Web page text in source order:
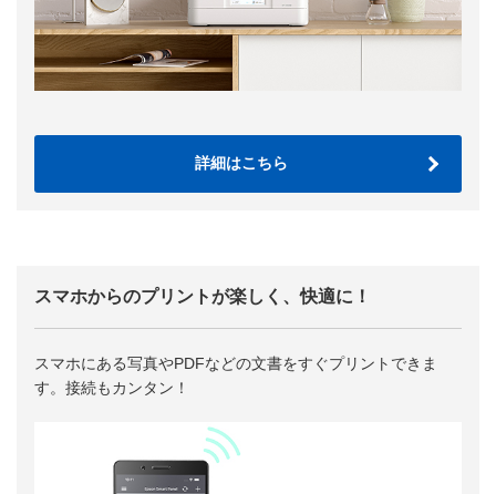
詳細はこちら
スマホからのプリントが楽しく、快適に！
スマホにある写真やPDFなどの文書をすぐプリントできま
す。接続もカンタン！